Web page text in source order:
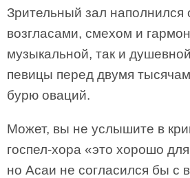
Зрительный зал
возгласами, смехом и
музыкальной, так и
певицы перед двумя
бурю оваций.
Может, вы не услышите в
госпел-хора «это хорошо
но Асаи не согласился бы с